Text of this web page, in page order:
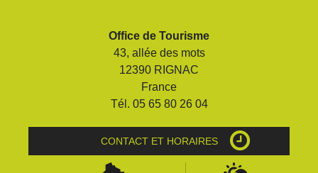
Office de Tourisme
43, allée des mots
12390 RIGNAC
France
Tél. 05 65 80 26 04
CONTACT ET HORAIRES